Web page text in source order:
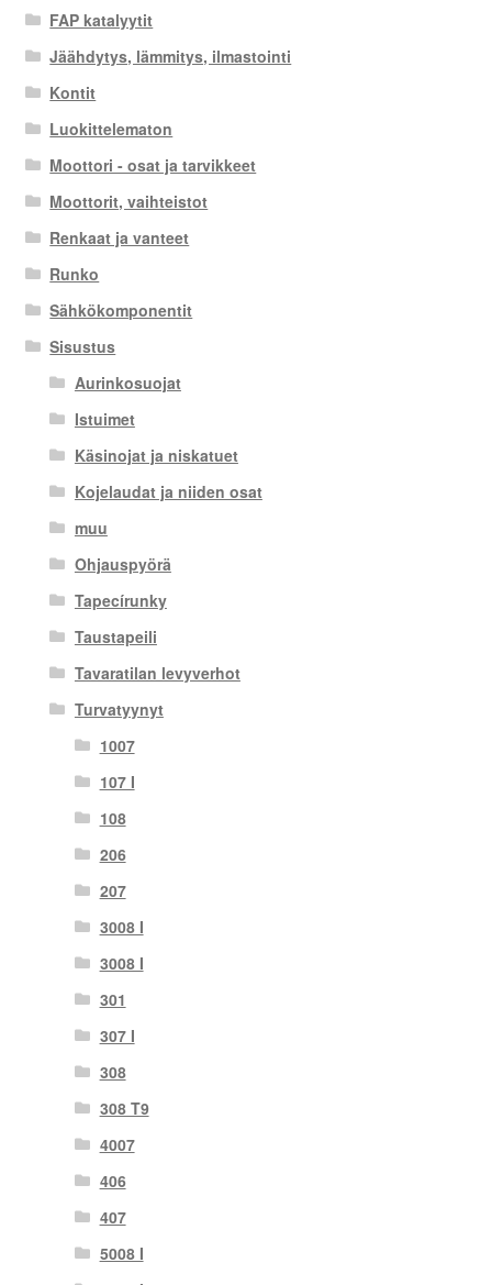
FAP katalyytit
Jäähdytys, lämmitys, ilmastointi
Kontit
Luokittelematon
Moottori - osat ja tarvikkeet
Moottorit, vaihteistot
Renkaat ja vanteet
Runko
Sähkökomponentit
Sisustus
Aurinkosuojat
Istuimet
Käsinojat ja niskatuet
Kojelaudat ja niiden osat
muu
Ohjauspyörä
Tapecírunky
Taustapeili
Tavaratilan levyverhot
Turvatyynyt
1007
107 I
108
206
207
3008 I
3008 I
301
307 I
308
308 T9
4007
406
407
5008 I